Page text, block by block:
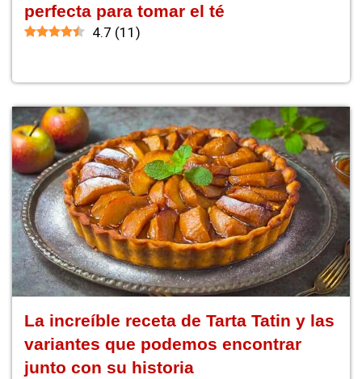
perfecta para tomar el té
4.7 (11 )
La increíble receta de Tarta Tatin y las
variantes que podemos encontrar
junto con su historia